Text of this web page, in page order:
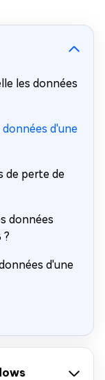
les données
données d'une
de perte de
données
?
d'une